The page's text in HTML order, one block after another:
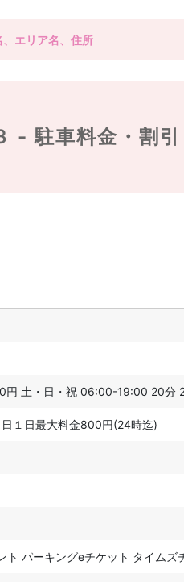
-駐車料金・割
土・日・祝 06:00-19:00 20分
１日最大料金800円(24時迄)
パーキングeチケット タイムズ